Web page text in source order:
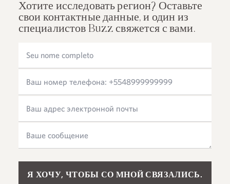
Хотите исследовать регион? Оставьте
свои контактные данные, и один из
специалистов Buzz свяжется с вами.
Please leave this field empty.